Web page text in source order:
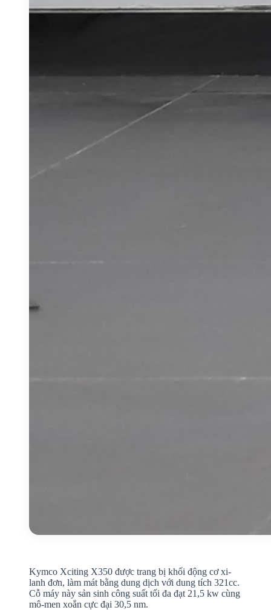
Kymco Xciting X350 được trang bị khối động cơ xi-
lanh đơn, làm mát bằng dung dịch với dung tích 321cc.
Cỗ máy này sản sinh công suất tối đa đạt 21,5 kw cùng
mô-men xoắn cực đại 30,5 nm.